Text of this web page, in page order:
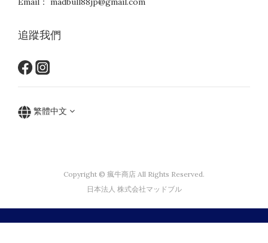
追蹤我們
繁體中文
Copyright © 瘋牛商店 All Rights Reserved.
日本法人 株式会社マッドブル